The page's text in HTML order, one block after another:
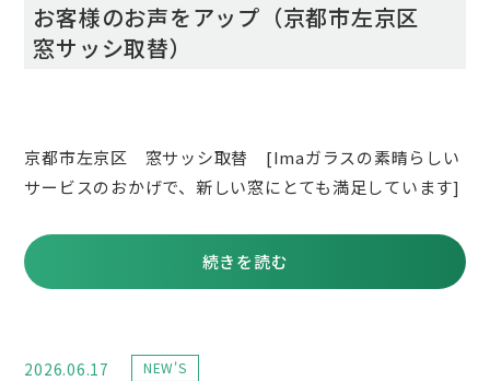
お客様のお声をアップ（京都市左京区
窓サッシ取替）
京都市左京区 窓サッシ取替 [Imaガラスの素晴らしい
サービスのおかげで、新しい窓にとても満足しています]
続きを読む
2026.06.17 NEW'S